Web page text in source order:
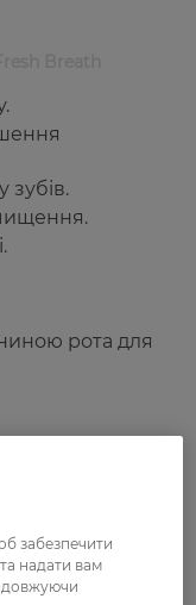
зубів.
рота для
забезпечити
надати вам